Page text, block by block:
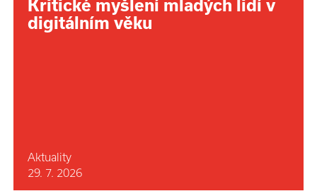
Kritické myšlení mladých lidí v
digitálním věku
Aktuality
29. 7. 2026